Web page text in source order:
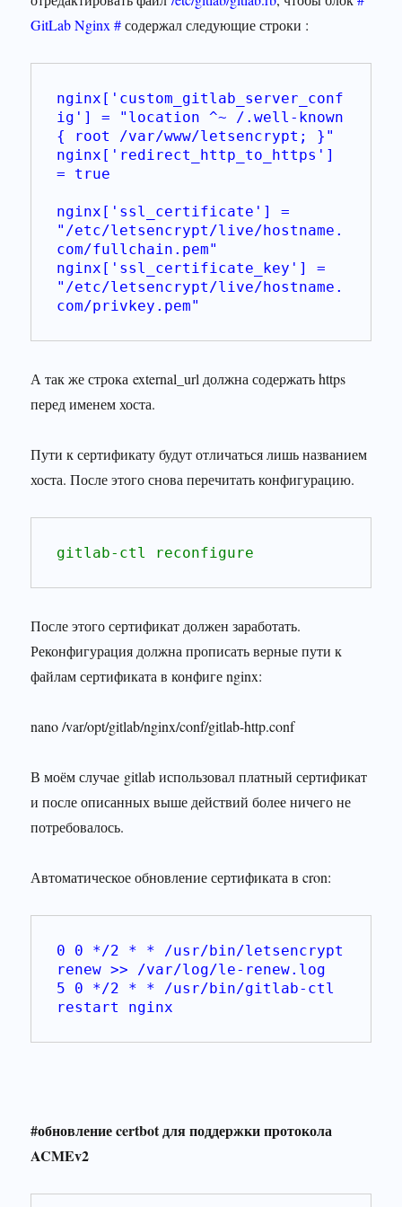
GitLab Nginx #содержал следующие строки :
nginx['custom_gitlab_server_conf
ig'] = "location ^~ /.well-known
{ root /var/www/letsencrypt; }"
nginx['redirect_http_to_https']
= true
nginx['ssl_certificate'] =
"/etc/letsencrypt/live/hostname.
com/fullchain.pem"
nginx['ssl_certificate_key'] =
"/etc/letsencrypt/live/hostname.
com/privkey.pem"
А так же строка external_url должна содержать https
перед именем хоста.
Пути к сертификату будут отличаться лишь названием
хоста. После этого снова перечитать конфигурацию.
gitlab-ctl reconfigure
После этого сертификат должен заработать.
Реконфигурация должна прописать верные пути к
файлам сертификата в конфиге nginx:
nano /var/opt/gitlab/nginx/conf/gitlab-http.conf
В моём случае gitlab использовал платный сертификат
и после описанных выше действий более ничего не
потребовалось.
Автоматическое обновление сертификата в cron:
0 0 */2 * * /usr/bin/letsencrypt
renew >> /var/log/le-renew.log
5 0 */2 * * /usr/bin/gitlab-ctl
restart nginx
#обновление certbot для поддержки протокола
ACMEv2